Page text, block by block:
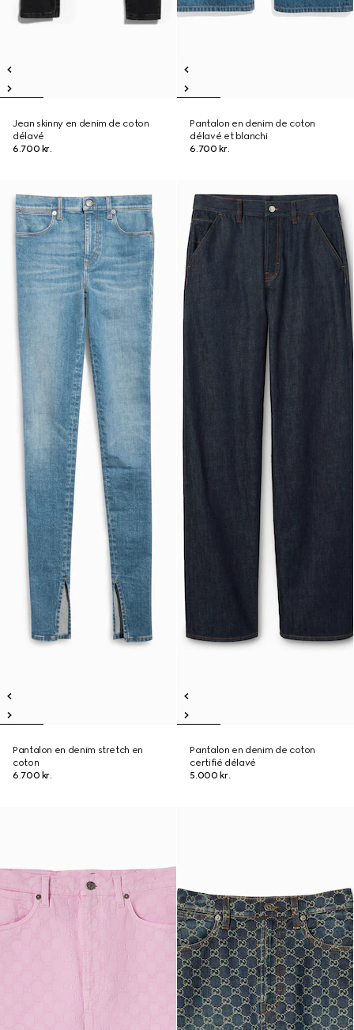
Jean skinny en denim de coton
délavé
6.700 kr.
Pantalon en denim de coton
délavé et blanchi
6.700 kr.
Pantalon en denim stretch en
coton
6.700 kr.
Pantalon en denim de coton
certifié délavé
5.000 kr.